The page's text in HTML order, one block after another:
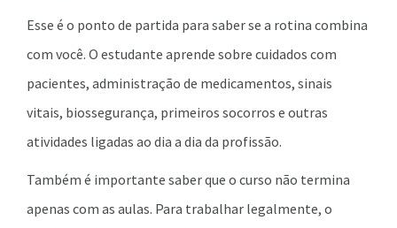
Esse é o ponto de partida para saber se a rotina combina
com você. O estudante aprende sobre cuidados com
pacientes, administração de medicamentos, sinais
vitais, biossegurança, primeiros socorros e outras
atividades ligadas ao dia a dia da profissão.
Também é importante saber que o curso não termina
apenas com as aulas. Para trabalhar legalmente, o